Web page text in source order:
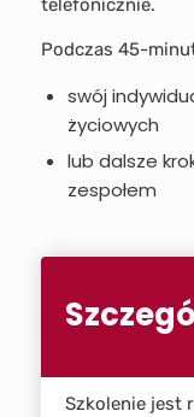
telefonicznie.
Podczas 45-
swój
życiowych
lub dalsze
zespołem
Szkolenie jest